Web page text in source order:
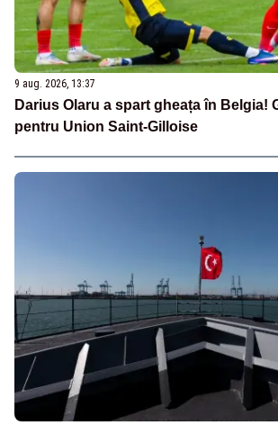
9 aug. 2026, 13:37
Darius Olaru a spart gheața în Belgia!
pentru Union Saint-Gilloise